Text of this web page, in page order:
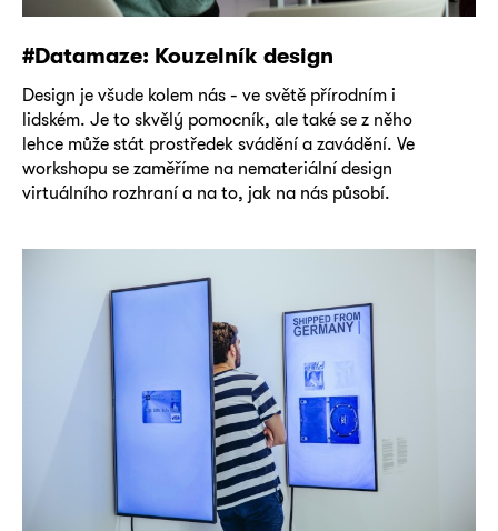
#Datamaze: Kouzelník design
Design je všude kolem nás - ve světě přírodním i
lidském. Je to skvělý pomocník, ale také se z něho
lehce může stát prostředek svádění a zavádění. Ve
workshopu se zaměříme na nemateriální design
virtuálního rozhraní a na to, jak na nás působí.